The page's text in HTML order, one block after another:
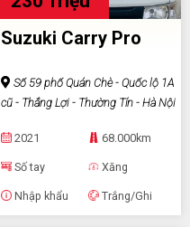
Suzuki Carry Pro
Số 59 phố Quán Chè - Quốc lộ 1A
cũ - Thắng Lợi - Thường Tín - Hà Nội
2021 68.000km
Số tay Xăng
Nhập khẩu Trắng/Ghi